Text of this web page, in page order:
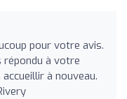
pour votre avis.
répondu à votre
à nouveau.